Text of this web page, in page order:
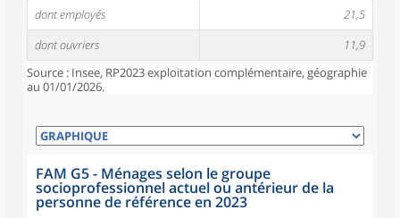
dont employés
21,5
dont ouvriers
11,9
Source : Insee, RP2023 exploitation complémentaire, géographie
au 01/01/2026.
FAM G5 - Ménages selon le groupe
socioprofessionnel actuel ou antérieur de la
personne de référence en 2023